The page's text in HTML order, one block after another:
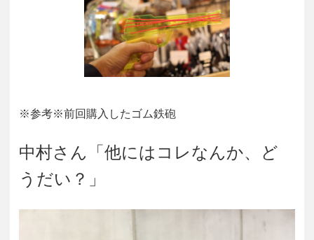
※参考※前回購入したゴム鉄砲
中村さん「他にはコレなんか、ど
うだい？」